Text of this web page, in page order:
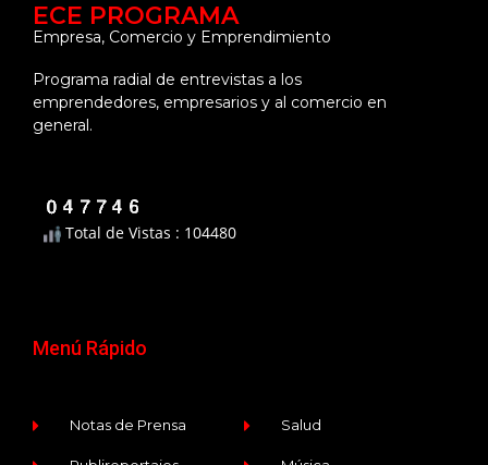
ECE PROGRAMA
Empresa, Comercio y Emprendimiento
Programa radial de entrevistas a los
emprendedores, empresarios y al comercio en
general.
Total de Vistas : 104480
Menú Rápido
Notas de Prensa Salud